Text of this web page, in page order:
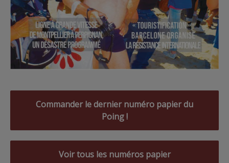
Commander le dernier numéro papier du
Poing !
Voir tous les numéros papier